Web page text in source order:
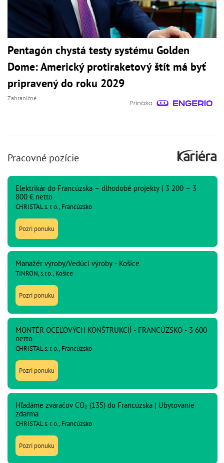
Pentagón chystá testy systému Golden
Dome: Americký protiraketový štít má byť
pripravený do roku 2029
Zahraničné
Pracovné pozície
Elektrikár do Francúzska – dlhodobé projekty | 3 200 – 3
800 € netto
CHRISTAL s. r. o., Francúzsko
Pozri ponuku
Manažér výroby/Vedúci výroby - Košice
TINRON, s.r.o., Košice
Pozri ponuku
MONTÉR OCEĽOVÝCH KONŠTRUKCIÍ - FRANCÚZSKO - 3 600
netto
CHRISTAL s. r. o., Francúzsko
Pozri ponuku
Hľadáme zváračov CO₂ (135) do Francúzska | Ubytovanie
zdarma
CHRISTAL s. r. o., Francúzsko
Pozri ponuku